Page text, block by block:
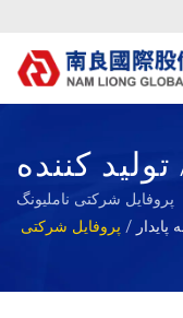
کننده
فومی
و سبز از
پروفایل شرکتی ناملیونگ
پایدار / پروفایل شرکتی